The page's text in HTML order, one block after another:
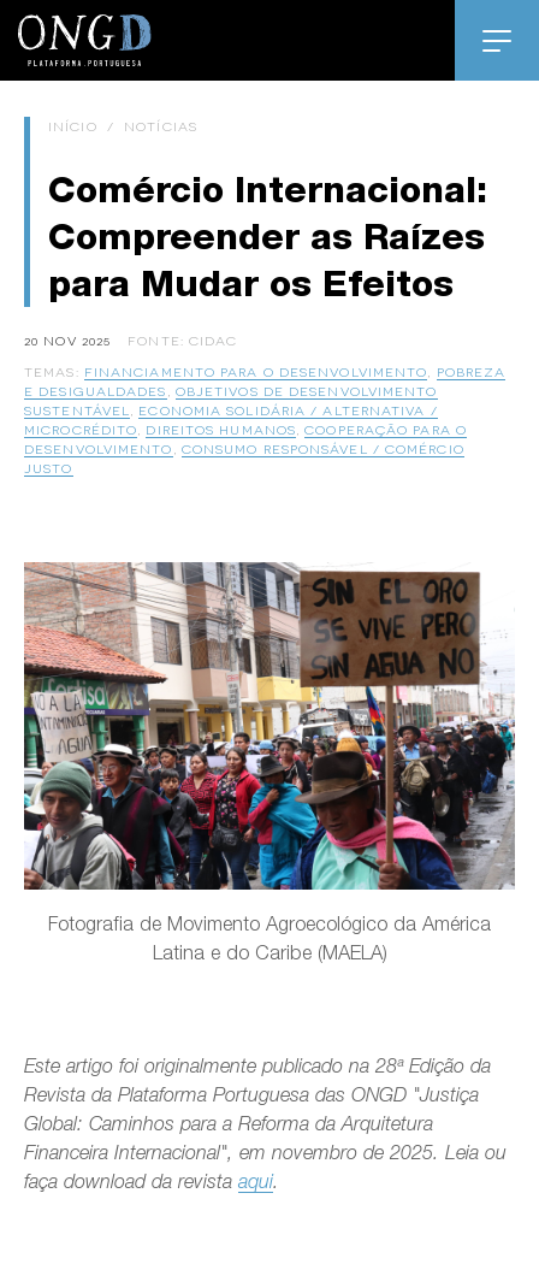
INÍCIO / NOTÍCIAS
Comércio Internacional:
Compreender as Raízes
para Mudar os Efeitos
20 NOV 2025
FONTE: CIDAC
TEMAS: FINANCIAMENTO PARA O DESENVOLVIMENTO
POBREZA
E DESIGUALDADES
OBJETIVOS DE DESENVOLVIMENTO
SUSTENTÁVEL
ECONOMIA SOLIDÁRIA / ALTERNATIVA /
MICROCRÉDITO
DIREITOS HUMANOS ,COOPERAÇÃO PARA O
DESENVOLVIMENTO
CONSUMO RESPONSÁVEL / COMÉRCIO
JUSTO
Fotografia de Movimento Agroecológico da América
Latina e do Caribe (MAELA)
Este artigo foi originalmente publicado na 28ª Edição da
Revista da Plataforma Portuguesa das ONGD "Justiça
Global: Caminhos para a Reforma da Arquitetura
Financeira Internacional", em novembro de 2025. Leia ou
faça download da revista aqui.